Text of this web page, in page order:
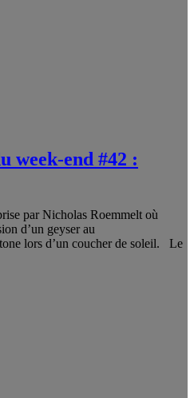
week-end #42 :
par Nicholas Roemmelt où
d’un geyser au
lors d’un coucher de soleil. Le